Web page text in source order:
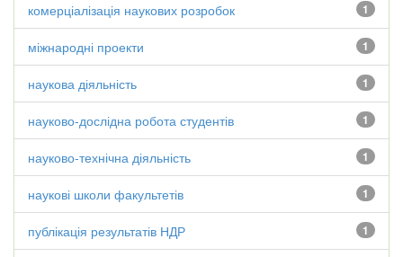
1
комерціалізація наукових розробок
1
міжнародні проекти
1
наукова діяльність
1
науково-дослідна робота студентів
1
науково-технічна діяльність
1
наукові школи факультетів
1
публікація результатів НДР